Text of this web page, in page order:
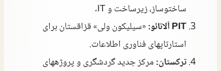
ساختوساز، زیرساخت و IT.
PIT آلاتائو:
«سیلیکون ولی» قزاقستان برای
استارتاپهای فناوری اطلاعات.
ترکستان:مرکز جدید گردشگری و پروژههای